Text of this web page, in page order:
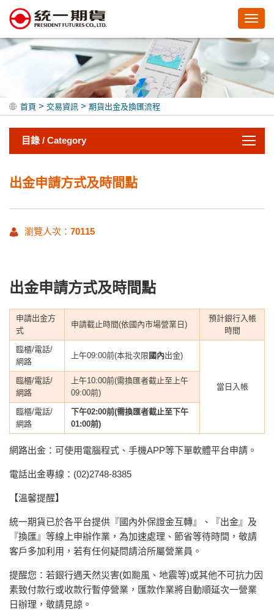
首頁 > 交易資訊 > 期貨出金及換匯流程
目錄 / Category
出金申請方式及時間點
瀏覽人次： 70115
出金申請方式及時間點
申請出金方
式
申請截止時間(依國內市場營業日)
預計銀行入帳
時間
臨櫃/電話/
網路
上午09:00前(本批次限 國內出金)
當日入帳
臨櫃/電話/
網路
上午10:00前(需換匯者截止至上午
09:00前)
臨櫃/電話/
網路
下午02:00前(需換匯者截止至下午
01:00前)
網路出金：可使用電腦程式、手機APP等下單軟體平台申請。
電話出金專線：(02)2748-8385
【溫馨提醒】
統一期貨已於各平台提供『國內外保證金互轉』、『出金』及
『換匯』等線上申辦作業，為加速處理、節省等待時間，敬請
客戶多加利用，若有任何疑問請洽所屬營業員。
提醒您：若銀行遇天然災害(如颱風、地震等)或其他不可抗力因
素致付款行或收款行暫停營業，匯款作業將自動順延次一營業
日辦理，敬請見諒。